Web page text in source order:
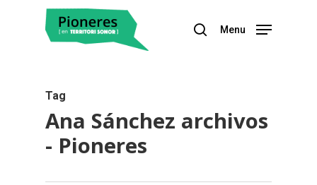
Menu
Tag
Ana Sánchez archivos
- Pioneres